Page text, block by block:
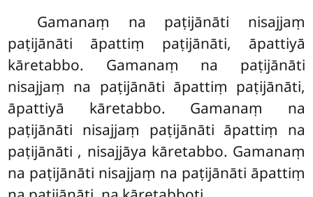
Gamanaṃ na paṭijānāti nisajjaṃ
paṭijānāti āpattiṃ paṭijānāti, āpattiyā
kāretabbo. Gamanaṃ na paṭijānāti
nisajjaṃ na paṭijānāti āpattiṃ paṭijānāti,
āpattiyā kāretabbo. Gamanaṃ na
paṭijānāti nisajjaṃ paṭijānāti āpattiṃ na
paṭijānāti , nisajjāya kāretabbo. Gamanaṃ
na paṭijānāti nisajjaṃ na paṭijānāti āpattiṃ